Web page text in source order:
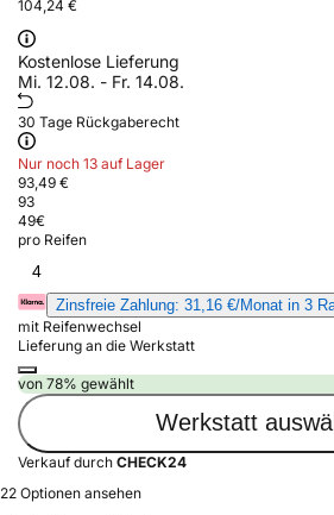
104,24 €
Kostenlose Lieferung
Mi. 12.08. - Fr. 14.08.
30 Tage Rückgaberecht
Nur noch 13 auf Lager
93,49 €
93
49€
pro Reifen
4
Zinsfreie Zahlung: 31,16 €/Monat in 3
mit Reifenwechsel
Lieferung an die Werkstatt
von 78% gewählt
Werkstatt
Verkauf durch CHECK24
22 Optionen ansehen